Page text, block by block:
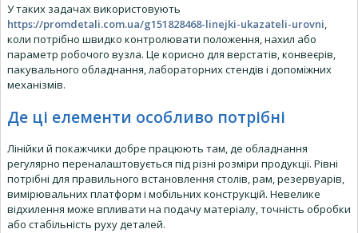
У таких задачах використовують
https://promdetali.com.ua/g151828468-linejki-ukazateli-urovni,
коли потрібно швидко контролювати положення, нахил або
параметр робочого вузла. Це корисно для верстатів, конвеєрів,
пакувального обладнання, лабораторних стендів і допоміжних
механізмів.
Де ці елементи особливо потрібні
Лінійки й покажчики добре працюють там, де обладнання
регулярно переналаштовується під різні розміри продукції. Рівні
потрібні для правильного встановлення столів, рам, резервуарів,
вимірювальних платформ і мобільних конструкцій. Невелике
відхилення може впливати на подачу матеріалу, точність обробки
або стабільність руху деталей.